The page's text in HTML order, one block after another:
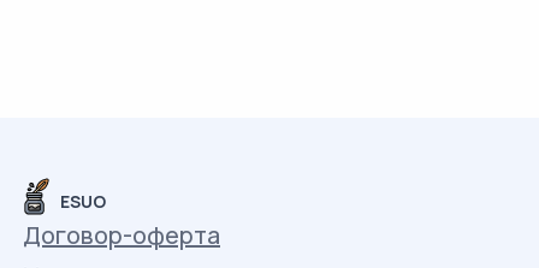
ESUO
Договор-оферта